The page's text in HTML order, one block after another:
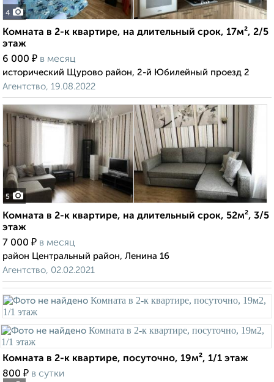
4
Комната в 2-к квартире, на длительный срок, 17м², 2/5
этаж
6 000 ₽ в месяц
исторический Щурово район, 2-й Юбилейный проезд 2
Агентство, 19.08.2022
5
Комната в 2-к квартире, на длительный срок, 52м², 3/5
этаж
7 000 ₽ в месяц
район Центральный район, Ленина 16
Агентство, 02.02.2021
Комната в 2-к квартире, посуточно, 19м², 1/1 этаж
800 ₽ в сутки